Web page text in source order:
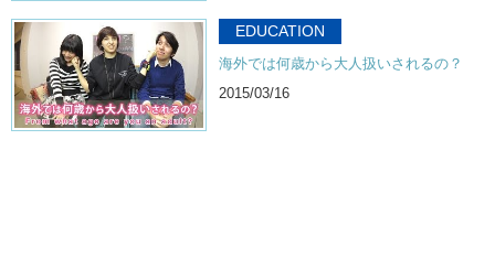
EDUCATION
海外では何歳から大人扱いされるの？
2015/03/16